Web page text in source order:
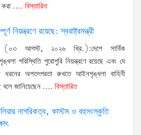
.... বিস্তারিত
নিয়ন্ত্রণে রয়েছে: স্বরাষ্ট্রমন্ত্রী
(০৩ আগস্ট, ২০২৬ খ্রি.):দেশে সার্বিক
পরিস্থিতি পুরোপুরি নিয়ন্ত্রণে রয়েছে এবং যে
অপতৎপরতা রুখতে আইনশৃঙ্খলা বাহিনী
জানিয়েছেন .... বিস্তারিত
নাগরিকত্ব, কাস্টম ও বহুসংস্কৃতি